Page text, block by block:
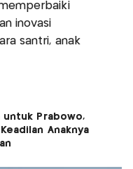
inovasi
santri, anak
untuk Prabowo,
Anaknya